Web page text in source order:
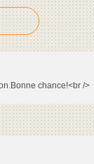
chance!<br />